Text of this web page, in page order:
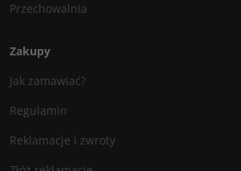
Przechowalnia
Zakupy
Jak zamawiać?
Regulamin
Reklamacje i zwroty